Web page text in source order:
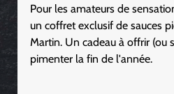
Pour les amateurs de
un coffret exclusif de sauces
Martin. Un cadeau à offrir (ou
pimenter la fin de l'année.